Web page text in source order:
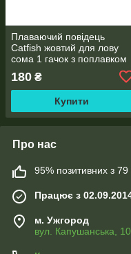
Плаваючий повідець
Catfish жовтий для лову
сома 1 гачок з поплавком
180 ₴
Купити
Про нас
95% позитивних з 79
Працює з
м. Ужгород
вул. Капушанська,